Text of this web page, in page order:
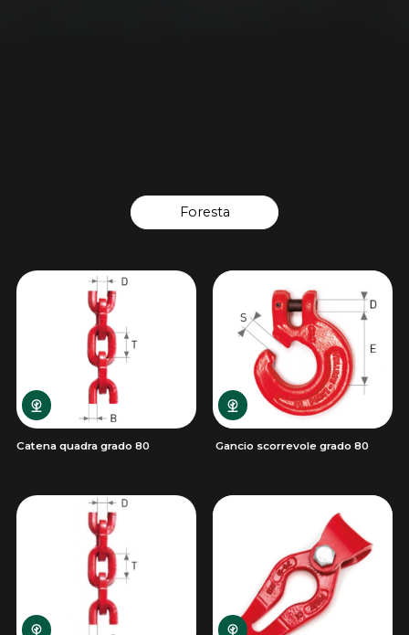
Foresta
Catena quadra grado 80 Gancio scorrevole grado 80